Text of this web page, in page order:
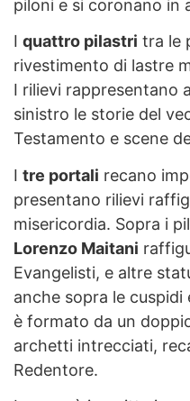
piloni e si coronano in
I quattro pilastri tra le
rivestimento di lastre
I rilievi rappresentano
sinistro le storie del
Testamento e scene
I tre portali recano
presentano rilievi
misericordia. Sopra i
Lorenzo Maitani
Evangelisti, e altre
anche sopra le
è formato da un
archetti intrecciati,
Redentore.